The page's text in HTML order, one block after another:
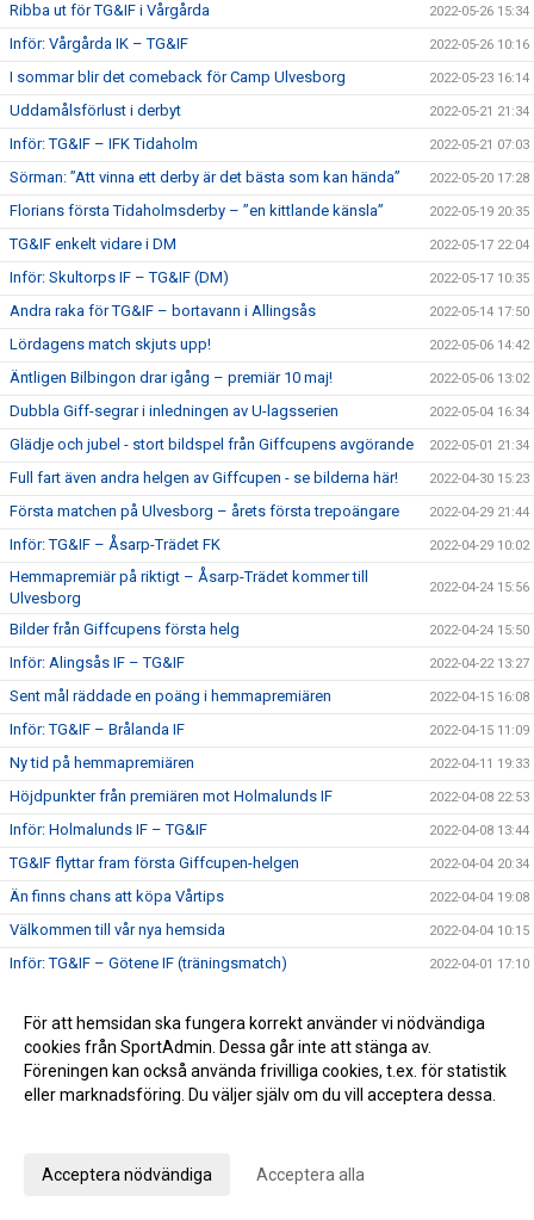
Ribba ut för TG&IF i Vårgårda 2022-05-26 15:34
Inför: Vårgårda IK – TG&IF 2022-05-26 10:16
I sommar blir det comeback för Camp Ulvesborg 2022-05-23 16:14
Uddamålsförlust i derbyt 2022-05-21 21:34
Inför: TG&IF – IFK Tidaholm 2022-05-21 07:03
Sörman: ”Att vinna ett derby är det bästa som kan hända” 2022-05-20 17:28
Florians första Tidaholmsderby – ”en kittlande känsla” 2022-05-19 20:35
TG&IF enkelt vidare i DM 2022-05-17 22:04
Inför: Skultorps IF – TG&IF (DM) 2022-05-17 10:35
Andra raka för TG&IF – bortavann i Allingsås 2022-05-14 17:50
Lördagens match skjuts upp! 2022-05-06 14:42
Äntligen Bilbingon drar igång – premiär 10 maj! 2022-05-06 13:02
Dubbla Giff-segrar i inledningen av U-lagsserien 2022-05-04 16:34
Glädje och jubel - stort bildspel från Giffcupens avgörande 2022-05-01 21:34
Full fart även andra helgen av Giffcupen - se bilderna här! 2022-04-30 15:23
Första matchen på Ulvesborg – årets första trepoängare 2022-04-29 21:44
Inför: TG&IF – Åsarp-Trädet FK 2022-04-29 10:02
Hemmapremiär på riktigt – Åsarp-Trädet kommer till
Ulvesborg
2022-04-24 15:56
Bilder från Giffcupens första helg 2022-04-24 15:50
Inför: Alingsås IF – TG&IF 2022-04-22 13:27
Sent mål räddade en poäng i hemmapremiären 2022-04-15 16:08
Inför: TG&IF – Brålanda IF 2022-04-15 11:09
Ny tid på hemmapremiären 2022-04-11 19:33
Höjdpunkter från premiären mot Holmalunds IF 2022-04-08 22:53
Inför: Holmalunds IF – TG&IF 2022-04-08 13:44
TG&IF flyttar fram första Giffcupen-helgen 2022-04-04 20:34
Än finns chans att köpa Vårtips 2022-04-04 19:08
Välkommen till vår nya hemsida 2022-04-04 10:15
Inför: TG&IF – Götene IF (träningsmatch) 2022-04-01 17:10
INFO Nya huvudentrèn 2022-03-24 12:27
Entrèn 2022-03-15 08:41
Inför: Husqvarna FF – TG&IF 2022-03-12 10:50
Inför: TG&IF – Vänersborgs FK (träningsmatch)
För att hemsidan ska fungera korrekt använder vi nödvändiga
cookies från SportAdmin. Dessa går inte att stänga av.
Föreningen kan också använda frivilliga cookies, t.ex. för statistik
eller marknadsföring. Du väljer själv om du vill acceptera dessa.
Acceptera nödvändiga Acceptera alla